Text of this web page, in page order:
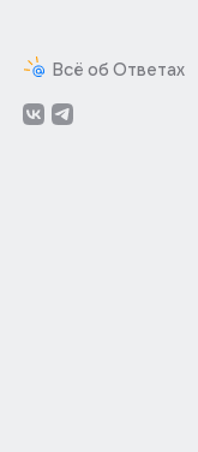
Всё об Ответах